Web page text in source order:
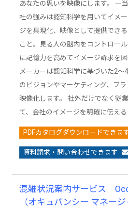
あなたの思いを映像にします。 ー当
社の強みは認知科学を用いてイメー
ジを具現化、映像として提供できる
こと。見る人の脳内をコントロー
に記憶力を高めてイメージ訴求を
メーカーは認知科学に基づいた2～
のビジョンやマーケティング、ブ
映像化します。 社外だけでなく従
て、会社のイメージを明確に伝える
PDFカタログダウンロードできま
資料請求・問い合わせできます
混雑状況案内サービス
（オキュパンシー マネージ